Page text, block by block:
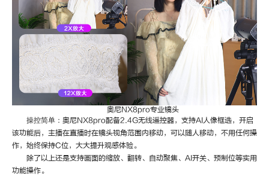
奥尼NX8pro专业镜头
操控简单： 奥尼NX8pro配备2.4G无线遥控器，支持AI人像框选，开启
该功能后，主播在直播时在镜头视角范围内移动，可以随人移动，不用任何操
作，始终保持C位，大大提升观感体验。
除了以上还是支持画面的缩放、翻转、自动聚焦、 AI开关、预制位等实用
功能操作。